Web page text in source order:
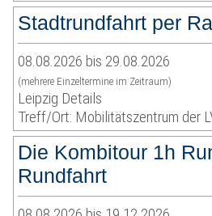
Stadtrundfahrt per
08.08.2026 bis 29.08.2026
(mehrere Einzeltermine im Zeitraum)
Leipzig Details
Treff/Ort: Mobilitätszentrum der
Die Kombitour 1h
Rundfahrt